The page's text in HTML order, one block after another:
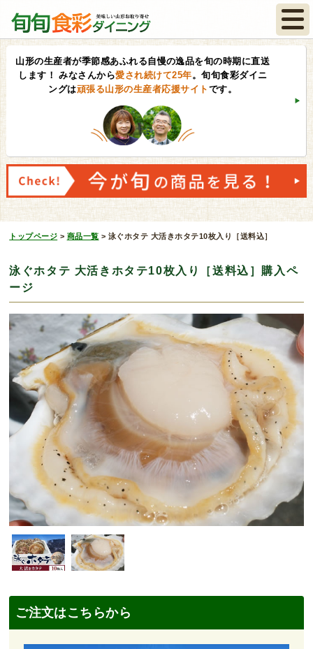
山形の生産者が季節感あふれる自慢の逸品を旬の時期に直送
します！ みなさんから愛され続けて25年。旬旬食彩ダイニ
ングは頑張る山形の生産者応援サイト です。
トップページ > 商品一覧 > 泳ぐホタテ 大活きホタテ10枚入り［送料込］
泳ぐホタテ 大活きホタテ10枚入り［送料込］購入ペ
ージ
ご注文はこちらから